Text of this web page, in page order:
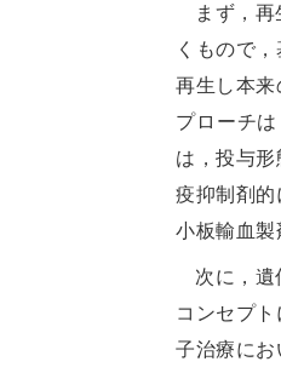
まず，
くもので
再生し本
プローチ
は，投与
疫抑制剤的
小板輸血製
次に，
コンセプ
子治療に